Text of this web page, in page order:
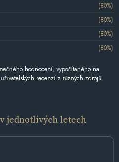
(80%)
(80%)
(80%)
(80%)
hodnocení, vypočítaného na
recenzí z různých zdrojů.
v jednotlivých letech